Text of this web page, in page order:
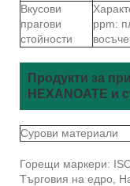
Вкусови
прагови
стойности
ppm:
Продукти за
HEXANOATE и
Сурови материали
Горещи маркери:
Търговия на едро,